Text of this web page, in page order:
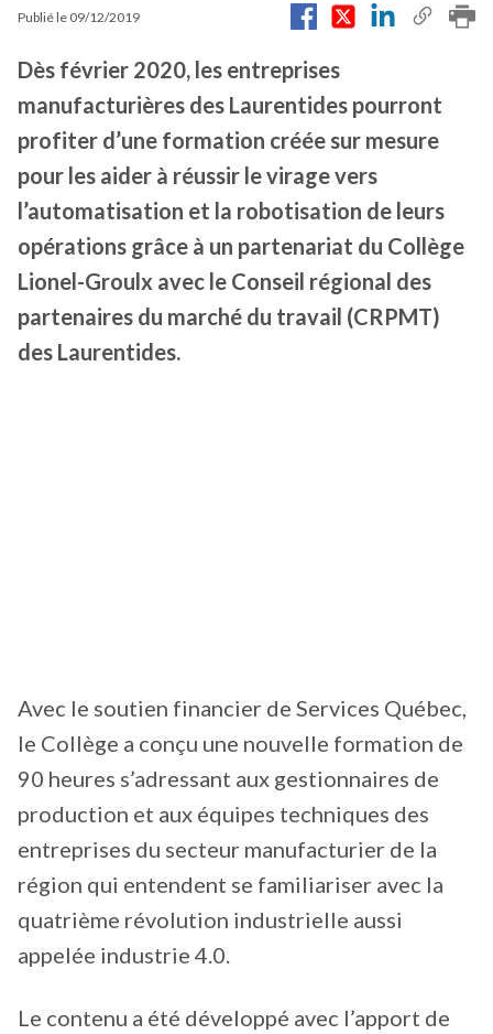
Publié le 09/12/2019
Dès février 2020, les entreprises
manufacturières des Laurentides pourront
profiter d’une formation créée sur mesure
pour les aider à réussir le virage vers
l’automatisation et la robotisation de leurs
opérations grâce à un partenariat du Collège
Lionel-Groulx avec le Conseil régional des
partenaires du marché du travail (CRPMT)
des Laurentides.
Avec le soutien financier de Services Québec,
le Collège a conçu une nouvelle formation de
90 heures s’adressant aux gestionnaires de
production et aux équipes techniques des
entreprises du secteur manufacturier de la
région qui entendent se familiariser avec la
quatrième révolution industrielle aussi
appelée industrie 4.0.
Le contenu a été développé avec l’apport de